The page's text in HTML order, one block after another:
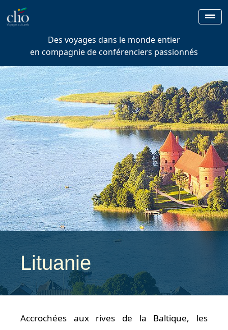
Des voyages dans le monde entier
en compagnie de conférenciers passionnés
Lituanie
Accrochées aux rives de la Baltique, les